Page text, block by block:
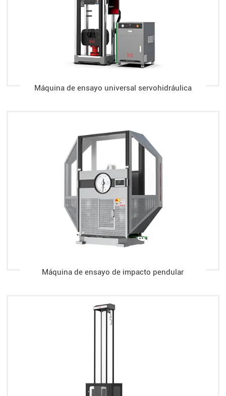
Máquina de ensayo universal servohidráulica
Máquina de ensayo de impacto pendular